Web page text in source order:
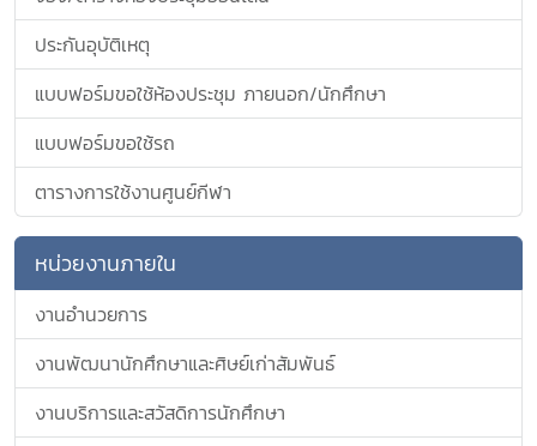
ประกันอุบัติเหตุ
แบบฟอร์มขอใช้ห้องประชุม ภายนอก/นักศึกษา
แบบฟอร์มขอใช้รถ
ตารางการใช้งานศูนย์กีฬา
หน่วยงานภายใน
งานอำนวยการ
งานพัฒนานักศึกษาและศิษย์เก่าสัมพันธ์
งานบริการและสวัสดิการนักศึกษา